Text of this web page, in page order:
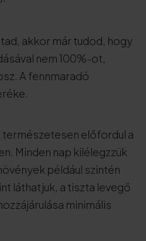
akkor már tudod, hogy
nem 100%-ot,
A fennmaradó
természetesen előfordul a
Minden nap kilélegzzük
például szintén
láthatjuk, a tiszta levegő
minimális